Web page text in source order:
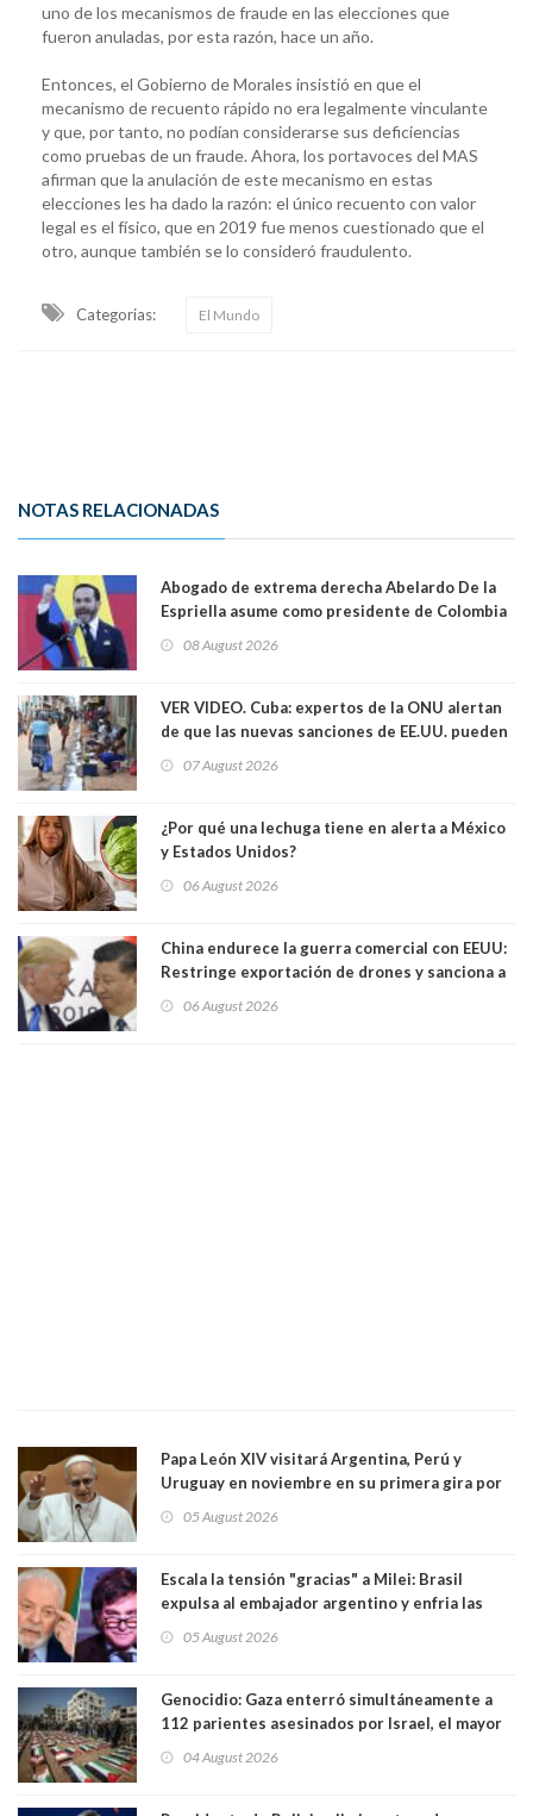
uno de los mecanismos de fraude en las elecciones que
fueron anuladas, por esta razón, hace un año.
Entonces, el Gobierno de Morales insistió en que el
mecanismo de recuento rápido no era legalmente vinculante
y que, por tanto, no podían considerarse sus deficiencias
como pruebas de un fraude. Ahora, los portavoces del MAS
afirman que la anulación de este mecanismo en estas
elecciones les ha dado la razón: el único recuento con valor
legal es el físico, que en 2019 fue menos cuestionado que el
otro, aunque también se lo consideró fraudulento.
Categorias: El Mundo
NOTAS RELACIONADAS
Abogado de extrema derecha Abelardo De la
Espriella asume como presidente de Colombia
08 August 2026
VER VIDEO. Cuba: expertos de la ONU alertan
de que las nuevas sanciones de EE.UU. pueden
07 August 2026
¿Por qué una lechuga tiene en alerta a México
y Estados Unidos?
06 August 2026
China endurece la guerra comercial con EEUU:
Restringe exportación de drones y sanciona a
06 August 2026
Papa León XIV visitará Argentina, Perú y
Uruguay en noviembre en su primera gira por
05 August 2026
Escala la tensión "gracias" a Milei: Brasil
expulsa al embajador argentino y enfria las
trasandino
05 August 2026
Genocidio: Gaza enterró simultáneamente a
112 parientes asesinados por Israel, el mayor
muertos figuran 44 niños y nueve ancianos
04 August 2026